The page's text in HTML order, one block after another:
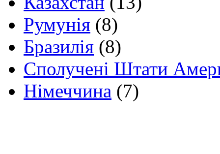
Румунія (8)
Бразилія (8)
Сполучені Штати
Німеччина (7)